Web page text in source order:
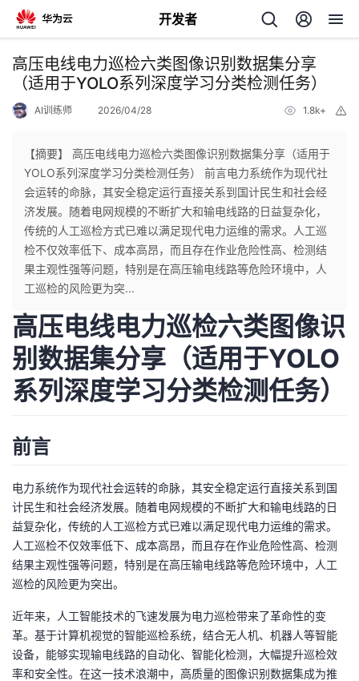
开发者
返
回
个
人
主
页
我
的
开
发
者
博
客
的
论
坛
我
的
圈
子
我
的
直
播
我
的
活
我
的
我
高压电线电力巡检六类图像识别数据集分享
（适用于YOLO系列深度学习分类检测任务）
AI训练师 2026/04/28 1.8k+
【摘要】 高压电线电力巡检六类图像识别数据集分享（适用于
YOLO系列深度学习分类检测任务） 前言电力系统作为现代社
会运转的命脉，其安全稳定运行直接关系到国计民生和社会经
济发展。随着电网规模的不断扩大和输电线路的日益复杂化，
传统的人工巡检方式已难以满足现代电力运维的需求。人工巡
检不仅效率低下、成本高昂，而且存在作业危险性高、检测结
果主观性强等问题，特别是在高压输电线路等危险环境中，人
工巡检的风险更为突...
高压电线电力巡检六类图像识
别数据集分享（适用于YOLO
系列深度学习分类检测任务）
前言
电力系统作为现代社会运转的命脉，其安全稳定运行直接关系到国
计民生和社会经济发展。随着电网规模的不断扩大和输电线路的日
益复杂化，传统的人工巡检方式已难以满足现代电力运维的需求。
人工巡检不仅效率低下、成本高昂，而且存在作业危险性高、检测
结果主观性强等问题，特别是在高压输电线路等危险环境中，人工
巡检的风险更为突出。
近年来，人工智能技术的飞速发展为电力巡检带来了革命性的变
革。基于计算机视觉的智能巡检系统，结合无人机、机器人等智能
设备，能够实现输电线路的自动化、智能化检测，大幅提升巡检效
率和安全性。在这一技术浪潮中，高质量的图像识别数据集成为推